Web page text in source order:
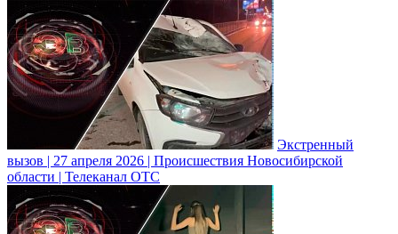
Экстренный
вызов | 27 апреля 2026 | Происшествия Новосибирской
области | Телеканал ОТС